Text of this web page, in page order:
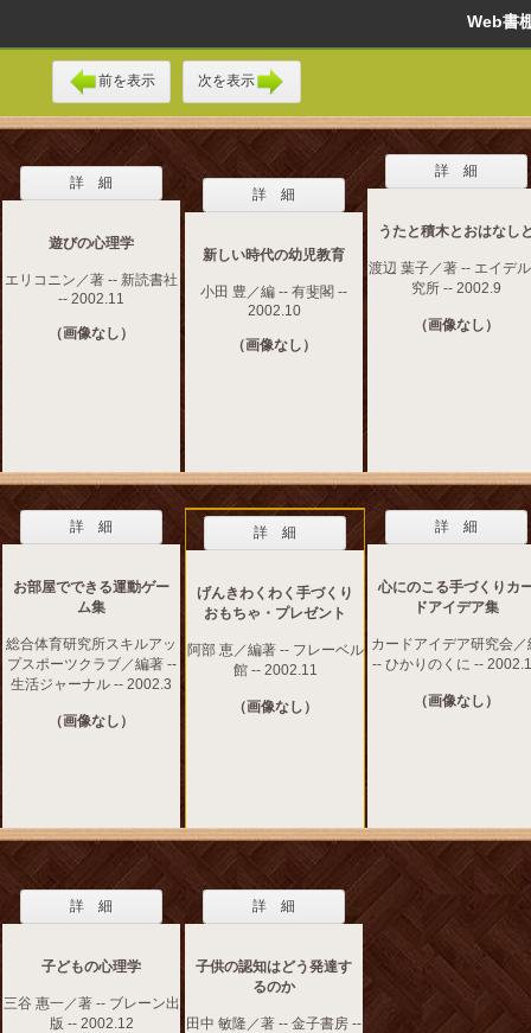
Web
前を表示 次を表示
詳 細
遊びの心理学
エリコニン／著 -- 新読書社
-- 2002.11
（画像なし）
詳 細
新しい時代の幼児教育
小田 豊／編 -- 有斐閣 --
2002.10
（画像なし）
詳 細
うたと積木とおはなし
渡辺 葉子／著 -- エイデ
究所 -- 2002.9
（画像なし）
詳 細
お部屋でできる運動ゲー
ム集
総合体育研究所スキルアッ
プスポーツクラブ／編著 --
生活ジャーナル -- 2002.3
（画像なし）
詳 細
げんきわくわく手づくり
おもちゃ・プレゼント
阿部 恵／編著 -- フレーベル
館 -- 2002.11
（画像なし）
詳 細
心にのこる手づくりカ
ドアイデア集
カードアイデア研究会／
-- ひかりのくに --
（画像なし）
詳 細
子どもの心理学
三谷 惠一／著 -- ブレーン出
版 -- 2002.12
詳 細
子供の認知はどう発達す
るのか
田中 敏隆／著 -- 金子書房 --